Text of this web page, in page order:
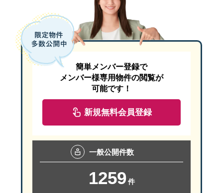
簡単メンバー登録で
メンバー様専用物件の閲覧が
可能です！
新規無料会員登録
一般公開件数
1259 件